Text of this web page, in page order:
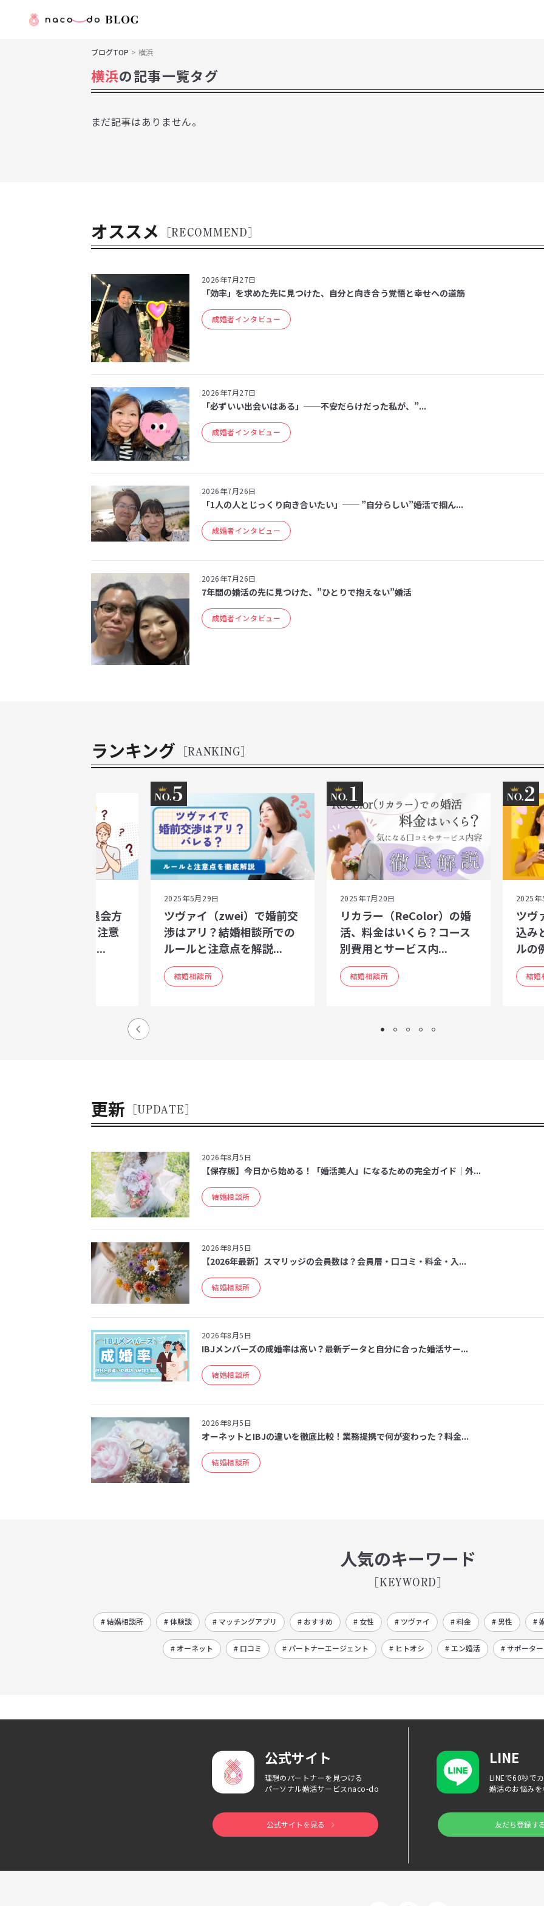
ブログTOP 横浜
横浜の記事一覧タグ
まだ記事はありません。
オススメ [RECOMMEND]
2026年7月27日
「効率」を求めた先に見つけた、自分と向き合う覚悟と幸せへの道筋
成婚者インタビュー
2026年7月27日
「必ずいい出会いはある」──不安だらけだった私が、”...
成婚者インタビュー
2026年7月26日
「1人の人とじっくり向き合いたい」── ”自分らしい”婚活で掴ん...
成婚者インタビュー
2026年7月26日
7年間の婚活の先に見つけた、”ひとりで抱えない”婚活
成婚者インタビュー
ランキング [RANKING]
ァイ（zwei）の退会方
中途退会の流れ・注意
、退会後に後悔し...
5
2025年5月29日
ツヴァイ（zwei）で婚前交
渉はアリ？結婚相談所での
ルールと注意点を解説...
結婚相談所
1
2025年7月20日
リカラー（ReColor）の婚
活、料金はいくら？コース
別費用とサービス内...
結婚相談所
2
2025
ツヴ
込み
ルの
結婚
更新 [UPDATE]
2026年8月5日
【保存版】今日から始める！「婚活美人」になるための完全ガイド｜外...
結婚相談所
2026年8月5日
【2026年最新】スマリッジの会員数は？会員層・口コミ・料金・入...
結婚相談所
2026年8月5日
IBJメンバーズの成婚率は高い？最新データと自分に合った婚活サー...
結婚相談所
2026年8月5日
オーネットとIBJの違いを徹底比較！業務提携で何が変わった？料金...
結婚相談所
人気のキーワード
[KEYWORD]
# 結婚相談所 # 体験談 # マッチングアプリ # おすすめ # 女性 # ツヴァイ # 料金 # 男性 #
# オーネット # 口コミ # パートナーエージェント # ヒトオシ # エン婚活 # サポータ
公式サイト
理想のパートナーを見つける
パーソナル婚活サービスnaco-do
公式サイトを見る
LINE
LINEで60秒で
婚活のお悩みを
友だち登録す